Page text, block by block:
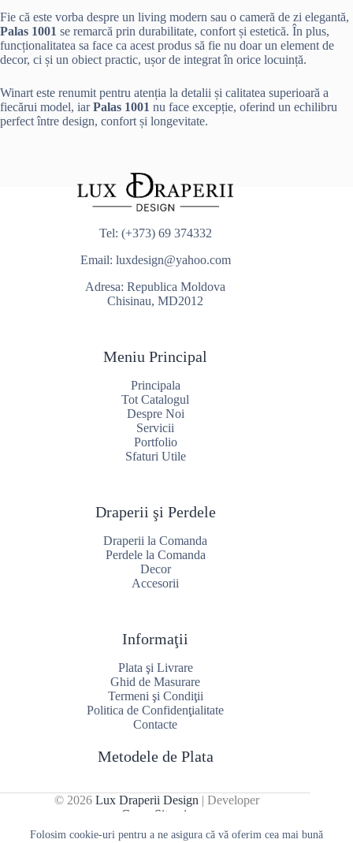
Folosim cookie-uri pentru a ne asigura că vă oferim cea mai bună
Fie că este vorba despre un living modern sau o cameră de zi elegantă,
Palas 1001 se remarcă prin durabilitate, confort și estetică. În plus,
funcționalitatea sa face ca acest produs să fie nu doar un element de
decor, ci și un obiect practic, ușor de integrat în orice locuință.
Winart este renumit pentru atenția la detalii și calitatea superioară a
fiecărui model, iarPalas 1001 nu face excepție, oferind un echilibru
perfect între design, confort și longevitate.
Tel: (+373) 69 374332
Email: luxdesign@yahoo.com
Adresa: Republica Moldova
Chisinau, MD2012
Meniu Principal
Principala
Tot Catalogul
Despre Noi
Servicii
Portfolio
Sfaturi Utile
Draperii şi Perdele
Draperii la Comanda
Perdele la Comanda
Decor
Accesorii
Informaţii
Plata şi Livrare
Ghid de Masurare
Termeni şi Condiţii
Politica de Confidenţialitate
Contacte
Metodele de Plata
© 2026Lux Draperii Design | Developer
CreareSiteuri